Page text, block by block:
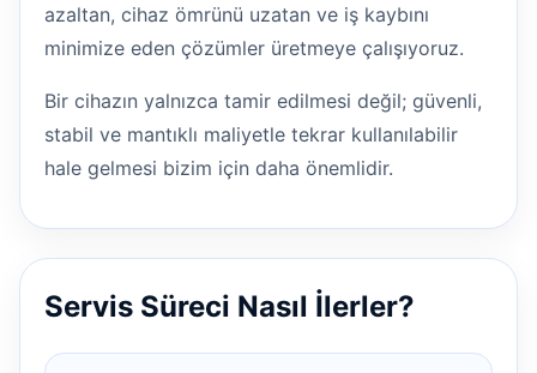
azaltan, cihaz ömrünü uzatan ve iş kaybını
minimize eden çözümler üretmeye çalışıyoruz.
Bir cihazın yalnızca tamir edilmesi değil; güvenli,
stabil ve mantıklı maliyetle tekrar kullanılabilir
hale gelmesi bizim için daha önemlidir.
Servis Süreci Nasıl İlerler?